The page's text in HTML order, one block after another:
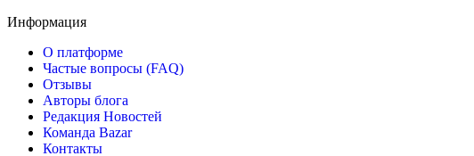
Информация
О платформе
Частые вопросы (FAQ)
Отзывы
Авторы блога
Редакция Новостей
Команда Bazar
Контакты